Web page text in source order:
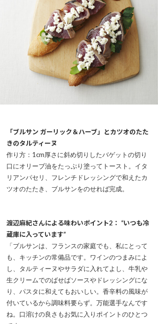
「ブルサン ガーリック＆ハーブ」とカツオのたた
きのタルティーヌ
作り方：1cm厚さに斜め切りしたバゲットの切り
口にオリーブ油をたっぷり塗ってトースト。イタ
リアンパセリ、フレンチドレッシングで和えたカ
ツオのたたき、ブルサンをのせれば完成。
渡辺麻紀さんによる味わいポイント2： “いつも冷
蔵庫に入っています”
「ブルサンは、フランスの家庭でも、私にとって
も、キッチンの常備品です。ワインのつまみによ
し、タルティーヌやサラダに入れてよし、牛乳や
生クリームでのばせばソースやドレッシングにな
り、パスタに和えてもおいしい。香辛料の風味が
付いているから調味料要らず。万能選手なんです
ね。口溶けの良さもお気に入りポイントのひとつ